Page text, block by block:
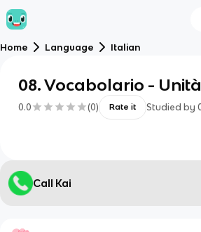
Home Language Italian
08. Vocabolario -
0.0 (0) Rate it Studied by
Call Kai